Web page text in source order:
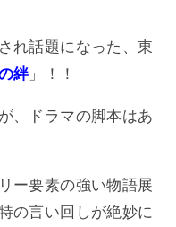
れ話題になった、東
絆」！！
、ドラマの脚本はあ
ー要素の強い物語展
の言い回しが絶妙に